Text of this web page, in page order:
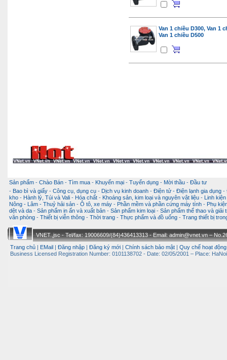
Van 1 chiều D300, Van 1
Van 1 chiều D500
Sản phẩm - Chào Bán - Tìm mua - Khuyến mại - Tuyển dụng - Mời thầu - Đầu tư
- Bao bì và giấy - Công cụ, dụng cụ - Dịch vụ kinh doanh - Điện tử - Điện lạnh gia dụng -
kho - Hành lý, Túi và Vali - Hóa chất - Khoáng sản, kim loại và nguyên vật liệu -
Linh
Nông - Lâm - Thuỷ hải sản - Ô tô, xe máy - Phần mềm và phần cứng máy tính - Phụ
dệt và da - Sản phẩm in ấn và xuất bản - Sản phẩm kim loại - Sản phẩm thể thao và giải
văn phòng - Thiết bị viễn thông - Thời trang - Thực phẩm và đồ uống - Trang thiết bị
VNET.,jsc - Tel/fax: 19006609/(84)436413313 - Email: admin@vnet.vn –
Trang chủ
EMail Đăng nhập Đăng ký mới Chính sách bảo mật Quy chế hoạt động
Business Licensed Registration Number: 0101138702 - Date: 02/05/2001 – Place: